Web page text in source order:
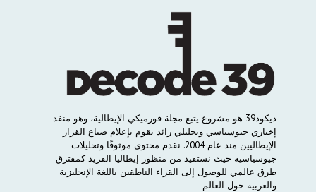
ديكود39 هو مشروع يتبع مجلة فورميكي الإيطالية، وهو منفذ
إخباري جيوسياسي وتحليلي رائد يقوم بإعلام صناع القرار
الإيطاليين منذ عام 2004. نقدم محتوى موثوقًا وتحليلات
جيوسياسية حيث نستفيد من منظور إيطاليا الفريد كمفترق
طرق عالمي للوصول إلى القراء الناطقين باللغة الإنجليزية
والعربية حول العالم